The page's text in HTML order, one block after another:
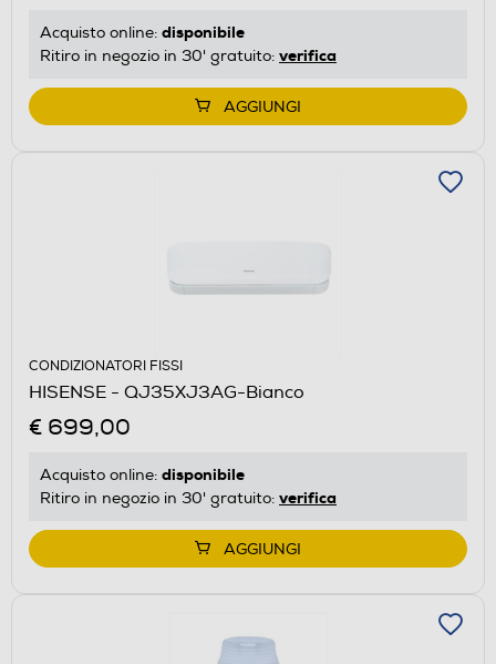
Acquisto online: disponibile
Ritiro in negozio in 30' gratuito: verifica
AGGIUNGI
CONDIZIONATORI FISSI
HISENSE - QJ35XJ3AG-Bianco
€ 699,00
Acquisto online: disponibile
Ritiro in negozio in 30' gratuito: verifica
AGGIUNGI